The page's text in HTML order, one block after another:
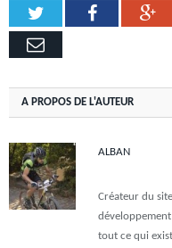
TwitterFacebook
Email
A PROPOS DE L'AUTEUR
ALBAN
Créateur du
tout ce qui